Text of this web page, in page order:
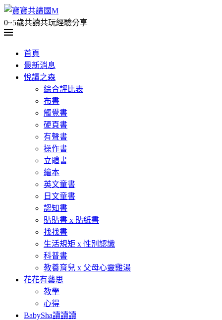
0~5歲共讀共玩經驗分享
首頁
最新消息
悅讀之森
綜合評比表
布書
觸覺書
硬頁書
有聲書
操作書
立體書
繪本
英文童書
日文童書
認知書
貼貼書 x 貼紙書
找找書
生活規矩 x 性別認識
科普書
教養育兒 x 父母心靈雞湯
花花有藝思
教學
心得
BabySha讀讀讀